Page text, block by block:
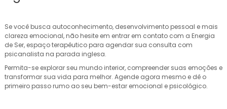
Se você busca autoconhecimento, desenvolvimento pessoal e mais
clareza emocional, não hesite em entrar em contato com a Energia
de Ser, espaço terapêutico para agendar sua consulta com
psicanalista na parada inglesa.
Permita-se explorar seu mundo interior, compreender suas emoções e
transformar sua vida para melhor. Agende agora mesmo e dê o
primeiro passo rumo ao seu bem-estar emocional e psicológico.